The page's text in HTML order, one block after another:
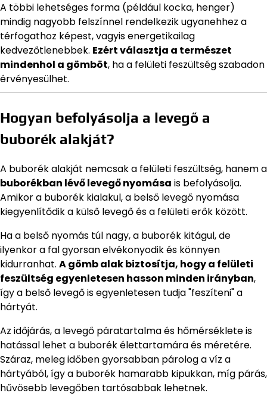
A többi lehetséges forma (például kocka, henger)
mindig nagyobb felszínnel rendelkezik ugyanehhez a
térfogathoz képest, vagyis energetikailag
kedvezőtlenebbek. Ezért választja a természet
mindenhol a gömböt, ha a felületi feszültség szabadon
érvényesülhet.
Hogyan befolyásolja a levegő a
buborék alakját?
A buborék alakját nemcsak a felületi feszültség, hanem a
buborékban lévő levegő nyomása is befolyásolja.
Amikor a buborék kialakul, a belső levegő nyomása
kiegyenlítődik a külső levegő és a felületi erők között.
Ha a belső nyomás túl nagy, a buborék kitágul, de
ilyenkor a fal gyorsan elvékonyodik és könnyen
kidurranhat. A gömb alak biztosítja, hogy a felületi
feszültség egyenletesen hasson minden irányban,
így a belső levegő is egyenletesen tudja "feszíteni" a
hártyát.
Az időjárás, a levegő páratartalma és hőmérséklete is
hatással lehet a buborék élettartamára és méretére.
Száraz, meleg időben gyorsabban párolog a víz a
hártyából, így a buborék hamarabb kipukkan, míg párás,
hűvösebb levegőben tartósabbak lehetnek.